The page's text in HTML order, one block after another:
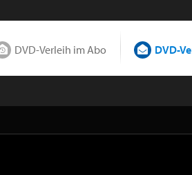
DVD-Verleih im Abo DVD-